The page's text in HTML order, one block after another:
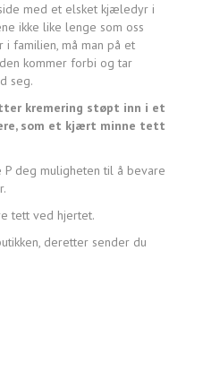
med et elsket kjæledyr i
ikke like lenge som oss
i familien, må man på et
kommer forbi og tar
seg.
kremering støpt inn i et
som et kjært minne tett
P deg muligheten til å bevare
tett ved hjertet.
deretter sender du